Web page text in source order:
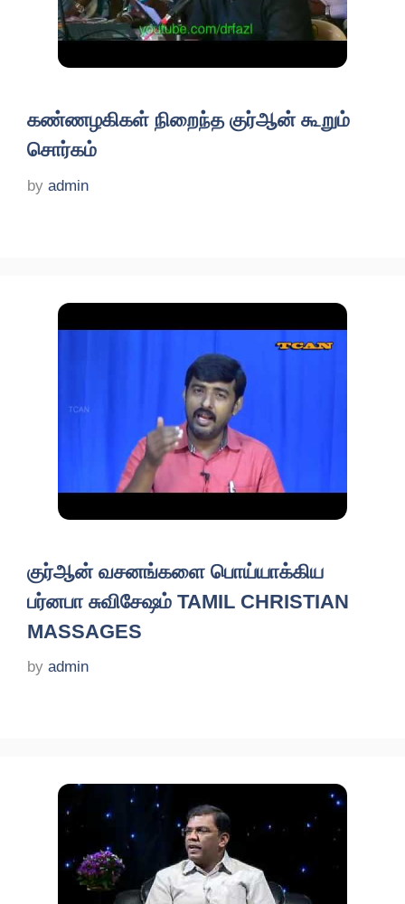
கண்ணழகிகள் நிறைந்த குர்ஆன் கூறும்
சொர்கம்
by admin
குர்ஆன் வசனங்களை பொய்யாக்கிய
பர்னபா சுவிசேஷம் TAMIL CHRISTIAN
MASSAGES
by admin